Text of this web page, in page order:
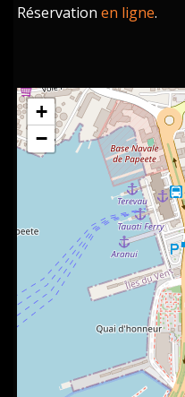
Réservationen ligne.
+
−